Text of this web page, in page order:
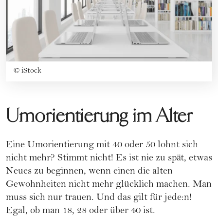
© iStock
Umorientierung im Alter
Eine Umorientierung mit 40 oder 50 lohnt sich
nicht mehr? Stimmt nicht! Es ist nie zu spät, etwas
Neues zu beginnen, wenn einen die alten
Gewohnheiten nicht mehr glücklich machen. Man
muss sich nur trauen. Und das gilt für jede:n!
Egal, ob man 18, 28 oder über 40 ist.